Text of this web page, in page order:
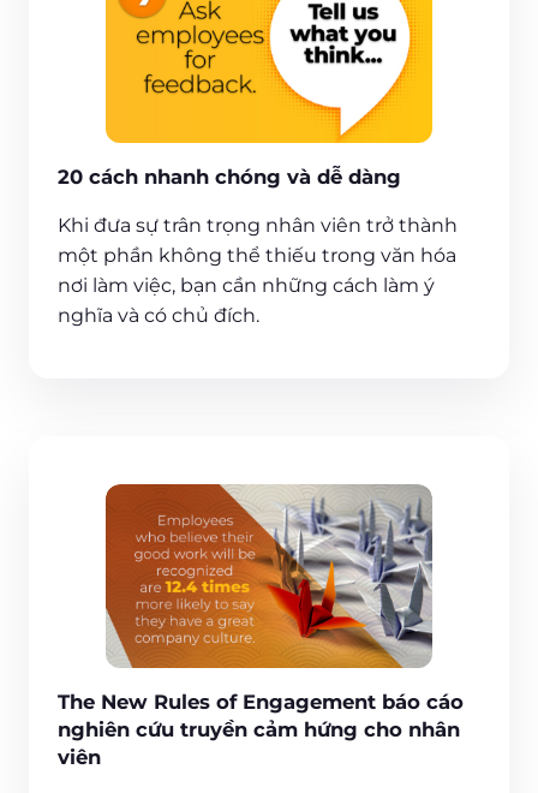
20 cách nhanh chóng và dễ dàng
Khi đưa sự trân trọng nhân viên trở thành
một phần không thể thiếu trong văn hóa
nơi làm việc, bạn cần những cách làm ý
nghĩa và có chủ đích.
The New Rules of Engagement báo cáo
nghiên cứu truyền cảm hứng cho nhân
viên